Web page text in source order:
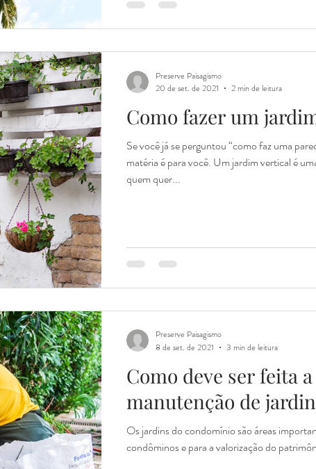
Como fazer um
Se você já se perguntou “como faz uma
matéria é para você. Um jardim vertical é
quem quer...
Preserve Paisagismo
20 de set. de 2021
2 min de leitura
Como deve ser feita a
manutenção de
Os jardins do condomínio são áreas
condôminos e para a valorização do
Preserve Paisagismo
8 de set. de 2021
3 min de leitura